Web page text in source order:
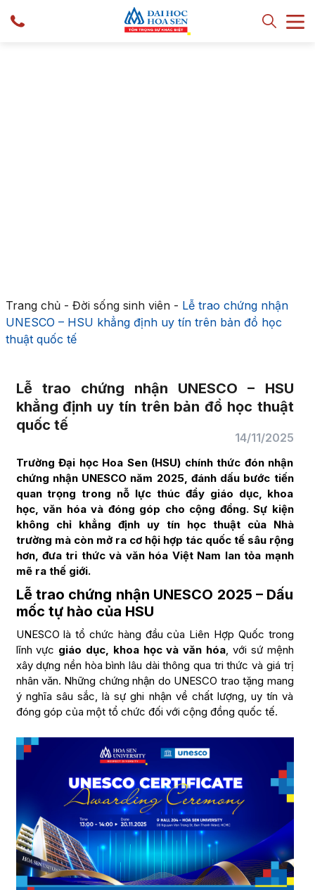
Trang chủ- Đời sống sinh viên- Lễ trao chứng nhận
UNESCO – HSU khẳng định uy tín trên bản đồ học
thuật quốc tế
Lễ trao chứng nhận UNESCO – HSU
khẳng định uy tín trên bản đồ học thuật
quốc tế
14/11/2025
Trường Đại học Hoa Sen (HSU) chính thức đón nhận
chứng nhận UNESCO năm 2025, đánh dấu bước tiến
quan trọng trong nỗ lực thúc đẩy giáo dục, khoa
học, văn hóa và đóng góp cho cộng đồng. Sự kiện
không chỉ khẳng định uy tín học thuật của Nhà
trường mà còn mở ra cơ hội hợp tác quốc tế sâu rộng
hơn, đưa tri thức và văn hóa Việt Nam lan tỏa mạnh
mẽ ra thế giới.
Lễ trao chứng nhận UNESCO 2025 – Dấu
mốc tự hào của HSU
UNESCO là tổ chức hàng đầu của Liên Hợp Quốc trong
lĩnh vực giáo dục, khoa học và văn hóa, với sứ mệnh
xây dựng nền hòa bình lâu dài thông qua tri thức và giá trị
nhân văn. Những chứng nhận do UNESCO trao tặng mang
ý nghĩa sâu sắc, là sự ghi nhận về chất lượng, uy tín và
đóng góp của một tổ chức đối với cộng đồng quốc tế.